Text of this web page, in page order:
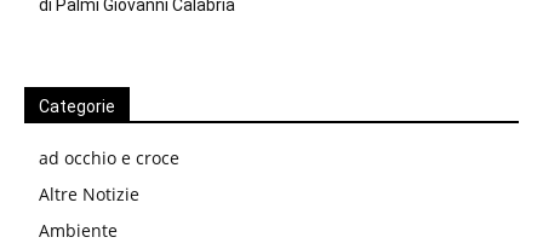
di Palmi Giovanni Calabria
Categorie
ad occhio e croce
Altre Notizie
Ambiente